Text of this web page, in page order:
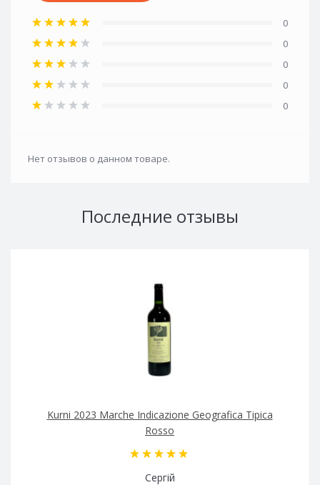
0
0
0
0
0
Нет отзывов о данном товаре.
Последние отзывы
Kurni 2023 Marche Indicazione Geografica Tipica
Rosso
Сергій